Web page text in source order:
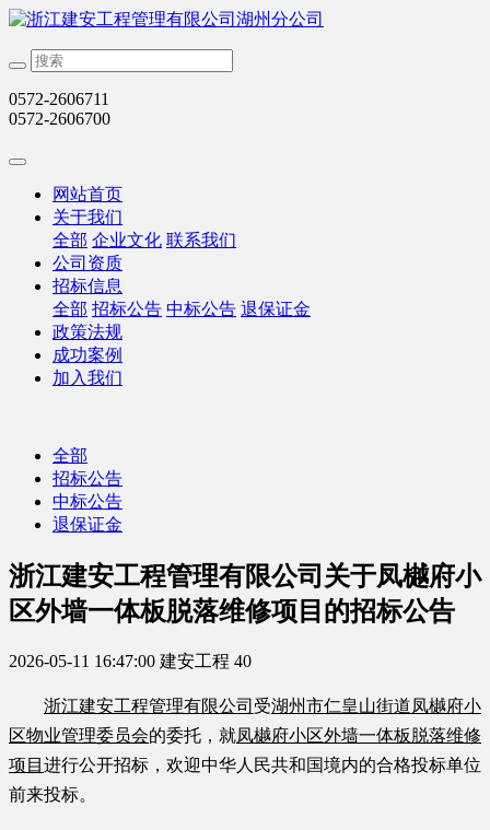
0572-2606711
0572-2606700
网站首页
关于我们
全部 企业文化 联系我们
公司资质
招标信息
全部 招标公告 中标公告 退保证金
政策法规
成功案例
加入我们
全部
招标公告
中标公告
退保证金
浙江建安工程管理有限公司关于凤樾府小
区外墙一体板脱落维修项目的招标公告
2026-05-11 16:47:00 建安工程 40
浙江建安工程管理有限公司 受湖州市仁皇山街道凤樾府小
区物业管理委员会的委托，就凤樾府小区外墙一体板脱落维修
项目 进行公开招标，欢迎中华人民共和国境内的合格投标单位
前来投标。